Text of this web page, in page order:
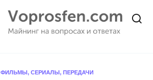
ФИЛЬМЫ, СЕРИАЛЫ, ПЕРЕДАЧИ